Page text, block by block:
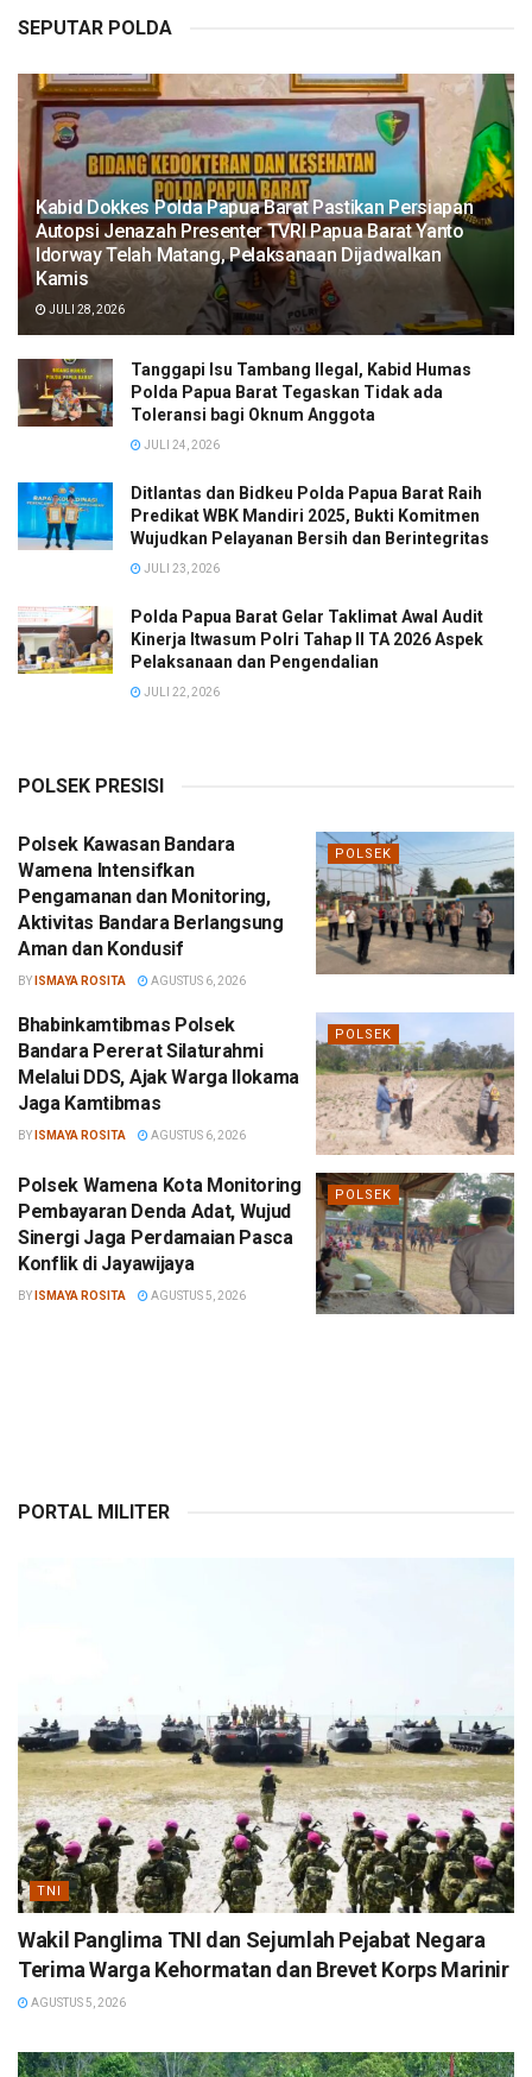
SEPUTAR POLDA
Kabid Dokkes Polda Papua Barat Pastikan Persiapan
Autopsi Jenazah Presenter TVRI Papua Barat Yanto
Idorway Telah Matang, Pelaksanaan Dijadwalkan
Kamis
JULI 28, 2026
Tanggapi Isu Tambang Ilegal, Kabid Humas
Polda Papua Barat Tegaskan Tidak ada
Toleransi bagi Oknum Anggota
JULI 24, 2026
Ditlantas dan Bidkeu Polda Papua Barat Raih
Predikat WBK Mandiri 2025, Bukti Komitmen
Wujudkan Pelayanan Bersih dan Berintegritas
JULI 23, 2026
Polda Papua Barat Gelar Taklimat Awal Audit
Kinerja Itwasum Polri Tahap II TA 2026 Aspek
Pelaksanaan dan Pengendalian
JULI 22, 2026
POLSEK PRESISI
POLSEK
Polsek Kawasan Bandara
Wamena Intensifkan
Pengamanan dan Monitoring,
Aktivitas Bandara Berlangsung
Aman dan Kondusif
BY ISMAYA ROSITA AGUSTUS 6, 2026
POLSEK
Bhabinkamtibmas Polsek
Bandara Pererat Silaturahmi
Melalui DDS, Ajak Warga Ilokama
Jaga Kamtibmas
BY ISMAYA ROSITA AGUSTUS 6, 2026
POLSEK
Polsek Wamena Kota Monitoring
Pembayaran Denda Adat, Wujud
Sinergi Jaga Perdamaian Pasca
Konflik di Jayawijaya
BY ISMAYA ROSITA AGUSTUS 5, 2026
PORTAL MILITER
TNI
Wakil Panglima TNI dan Sejumlah Pejabat Negara
Terima Warga Kehormatan dan Brevet Korps Marinir
AGUSTUS 5, 2026